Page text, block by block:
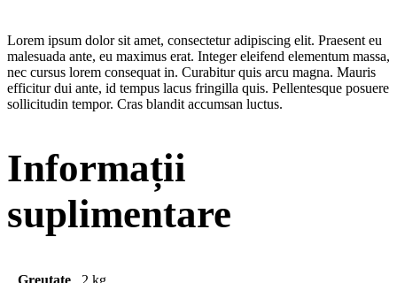
Lorem ipsum dolor sit amet, consectetur adipiscing elit. Praesent eu
malesuada ante, eu maximus erat. Integer eleifend elementum massa,
nec cursus lorem consequat in. Curabitur quis arcu magna. Mauris
efficitur dui ante, id tempus lacus fringilla quis. Pellentesque posuere
sollicitudin tempor. Cras blandit accumsan luctus.
Informații
suplimentare